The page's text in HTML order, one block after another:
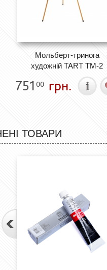
Мольберт-тринога
художній TART ТМ-2
751 00 грн.
ТОВАРИ